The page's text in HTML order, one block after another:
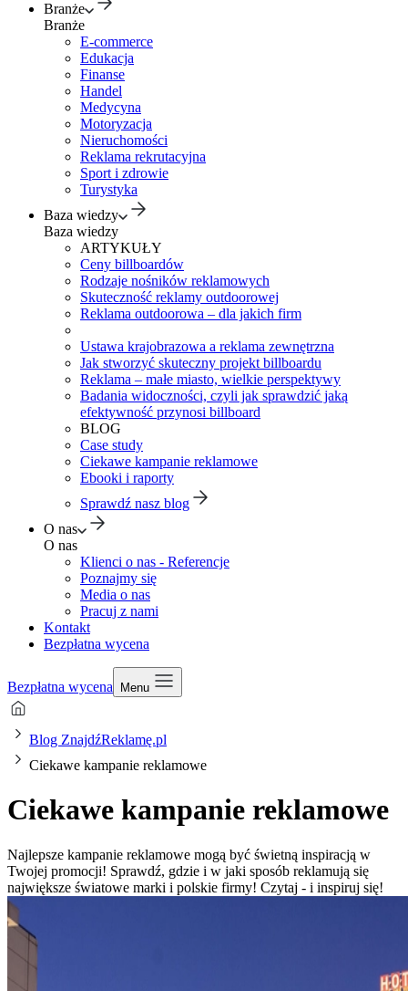
Branże
Branże
E-commerce
Edukacja
Finanse
Handel
Medycyna
Motoryzacja
Nieruchomości
Reklama rekrutacyjna
Sport i zdrowie
Turystyka
Baza wiedzy
Baza wiedzy
ARTYKUŁY
Ceny billboardów
Rodzaje nośników reklamowych
Skuteczność reklamy outdoorowej
Reklama outdoorowa – dla jakich firm
Ustawa krajobrazowa a reklama zewnętrzna
Jak stworzyć skuteczny projekt billboardu
Reklama – małe miasto, wielkie perspektywy
Badania widoczności, czyli jak sprawdzić jaką
efektywność przynosi billboard
BLOG
Case study
Ciekawe kampanie reklamowe
Ebooki i raporty
Sprawdź nasz blog
O nas
O nas
Klienci o nas - Referencje
Poznajmy się
Media o nas
Pracuj z nami
Kontakt
Bezpłatna wycena
Bezpłatna wycena Menu
Blog ZnajdźReklamę.pl
Ciekawe kampanie reklamowe
Ciekawe kampanie reklamowe
Najlepsze kampanie reklamowe mogą być świetną inspiracją w
Twojej promocji! Sprawdź, gdzie i w jaki sposób reklamują się
największe światowe marki i polskie firmy! Czytaj - i inspiruj się!